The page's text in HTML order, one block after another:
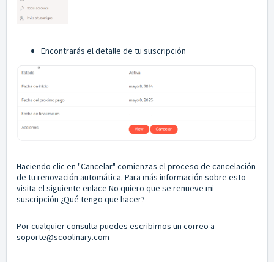
Encontrarás el detalle de tu suscripción
Haciendo clic en "Cancelar" comienzas el proceso de cancelación
de tu renovación automática. Para más información sobre esto
visita el siguiente enlace No quiero que se renueve mi
suscripción ¿Qué tengo que hacer?
Por cualquier consulta puedes escribirnos un correo a
soporte@scoolinary.com